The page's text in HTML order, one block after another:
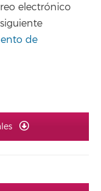
electrónico
de